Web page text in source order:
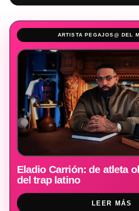
ARTISTA PEGAJOS@ DEL
Eladio Carrión: de atleta
del trap latino
LEER MÁS